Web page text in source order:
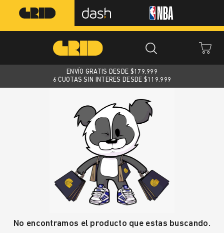
ENVÍO GRATIS DESDE $179.999
6 CUOTAS SIN INTERES DESDE $119.999
No encontramos el producto que estas buscando.